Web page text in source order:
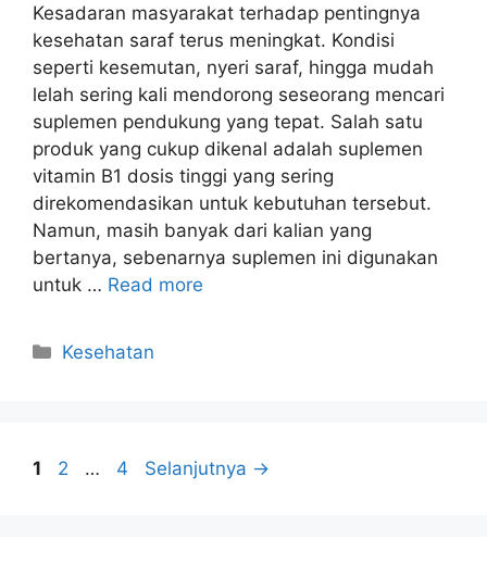
Kesadaran masyarakat terhadap pentingnya
kesehatan saraf terus meningkat. Kondisi
seperti kesemutan, nyeri saraf, hingga mudah
lelah sering kali mendorong seseorang mencari
suplemen pendukung yang tepat. Salah satu
produk yang cukup dikenal adalah suplemen
vitamin B1 dosis tinggi yang sering
direkomendasikan untuk kebutuhan tersebut.
Namun, masih banyak dari kalian yang
bertanya, sebenarnya suplemen ini digunakan
untuk … Read more
Kategori
Kesehatan
Halaman
1 Halaman
2 … Halaman
4 Selanjutnya →